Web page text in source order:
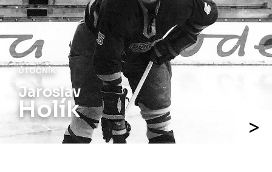
ÚTOČNÍK
Jaroslav
Holík